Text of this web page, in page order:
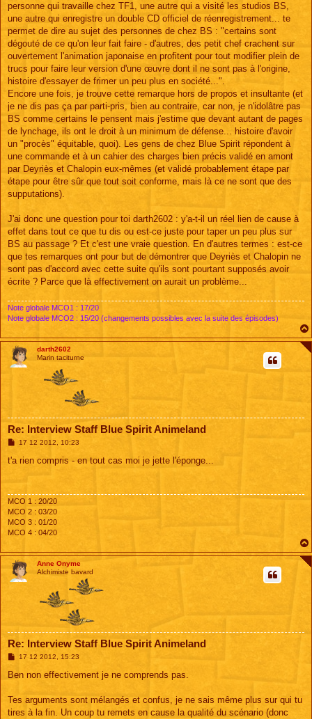
personne qui travaille chez TF1, une autre qui a visité les studios BS,
une autre qui enregistre un double CD officiel de réenregistrement... te
permet de dire au sujet des personnes de chez BS : "certains sont
dégouté de ce qu'on leur fait faire - d'autres, des petit chef crachent sur
ouvertement l'animation japonaise en profitent pour tout modifier plein de
trucs pour faire leur version d'une œuvre dont il ne sont pas à l'origine,
histoire d'essayer de frimer un peu plus en société...".
Encore une fois, je trouve cette remarque hors de propos et insultante (et
je ne dis pas ça par parti-pris, bien au contraire, car non, je n'idolâtre pas
BS comme certains le pensent mais j'estime que devant autant de pages
de lynchage, ils ont le droit à un minimum de défense... histoire d'avoir
un "procès" équitable, quoi). Les gens de chez Blue Spirit répondent à
une commande et à un cahier des charges bien précis validé en amont
par Deyriès et Chalopin eux-mêmes (et validé probablement étape par
étape pour être sûr que tout soit conforme, mais là ce ne sont que des
supputations).
J'ai donc une question pour toi darth2602 : y'a-t-il un réel lien de cause à
effet dans tout ce que tu dis ou est-ce juste pour taper un peu plus sur
BS au passage ? Et c'est une vraie question. En d'autres termes : est-ce
que tes remarques ont pour but de démontrer que Deyriès et Chalopin ne
sont pas d'accord avec cette suite qu'ils sont pourtant supposés avoir
écrite ? Parce que là effectivement on aurait un problème...
Note globale MCO1 : 17/20
Note globale MCO2 : 15/20 (changements possibles avec la suite des épisodes)
darth2602
Marin taciturne
Re: Interview Staff Blue Spirit Animeland
M
s
17 12 2012, 10:23
t'a rien compris - en tout cas moi je jette l'éponge...
MCO 1 : 20/20
MCO 2 : 03/20
MCO 3 : 01/20
MCO 4 : 04/20
Anne Onyme
Alchimiste bavard
Re: Interview Staff Blue Spirit Animeland
M
s
g
17 12 2012, 15:23
Ben non effectivement je ne comprends pas.
Tes arguments sont mélangés et confus, je ne sais même plus sur qui tu
tires à la fin. Un coup tu remets en cause la qualité du scénario (donc